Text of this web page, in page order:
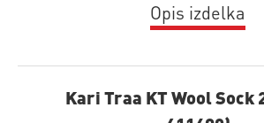
Opis izdelka
Kari Traa KT Wool Sock